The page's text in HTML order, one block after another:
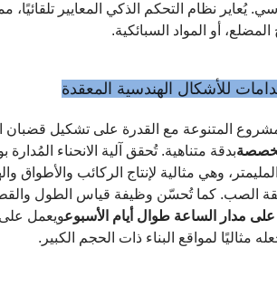
يُعاير نظام التحكم الذكي المعايير
أو المواد السبائكية.
للأشكال الهندسية المعقدة
المتنوعة مع القدرة على تشكيل قضبان
وهي مثالية لإنتاج الركائب والأطواق
الصب. كما تُحسّن وظيفة قياس الطول والقطع
مدار الساعة طوال أيام الأسبوع
مثاليًا لمواقع البناء ذات الحجم الكبير.